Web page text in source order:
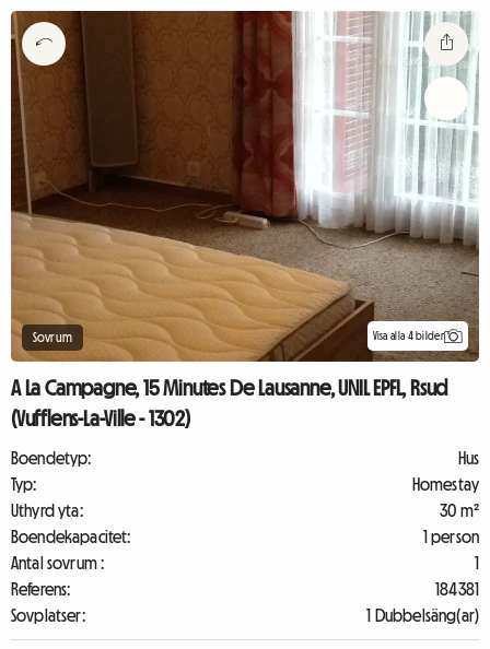
Sovrum Visa alla 4 bilder
A La Campagne, 15 Minutes De Lausanne, UNIL EPFL, Rsud
(Vufflens-La-Ville - 1302)
Boendetyp:
Hus
Typ:
Homestay
Uthyrd yta:
30 m²
Boendekapacitet:
1 person
Antal sovrum :
1
Referens:
184381
Sovplatser:
1 Dubbelsäng(ar)